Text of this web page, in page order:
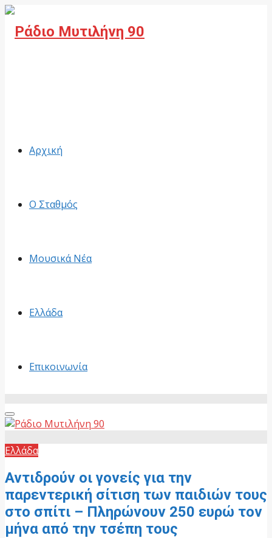
Αρχική
Ο Σταθμός
Μουσικά Νέα
Ελλάδα
Επικοινωνία
Primary
Menu
Ελλάδα
Αντιδρούν οι γονείς για την
παρεντερική σίτιση των παιδιών τους
στο σπίτι – Πληρώνουν 250 ευρώ τον
μήνα από την τσέπη τους